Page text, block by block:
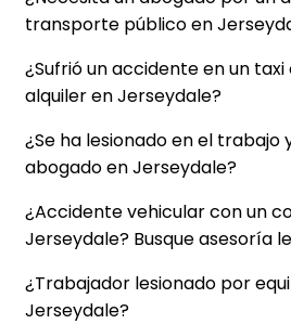
transporte público en
¿Sufrió un accidente en un
alquiler en Jerseydale?
¿Se ha lesionado en el trabajo
abogado en Jerseydale?
¿Accidente vehicular con un
Jerseydale? Busque asesoría
¿Trabajador lesionado por
Jerseydale?